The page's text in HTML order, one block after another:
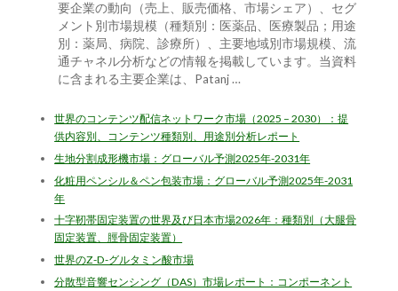
要企業の動向（売上、販売価格、市場シェア）、セグ
メント別市場規模（種類別：医薬品、医療製品；用途
別：薬局、病院、診療所）、主要地域別市場規模、流
通チャネル分析などの情報を掲載しています。当資料
に含まれる主要企業は、Patanj …
世界のコンテンツ配信ネットワーク市場（2025 – 2030）：提
供内容別、コンテンツ種類別、用途別分析レポート
生地分割成形機市場：グローバル予測2025年-2031年
化粧用ペンシル＆ペン包装市場：グローバル予測2025年-2031
年
十字靭帯固定装置の世界及び日本市場2026年：種類別（大腿骨
固定装置、脛骨固定装置）
世界のZ-D-グルタミン酸市場
分散型音響センシング（DAS）市場レポート：コンポーネント